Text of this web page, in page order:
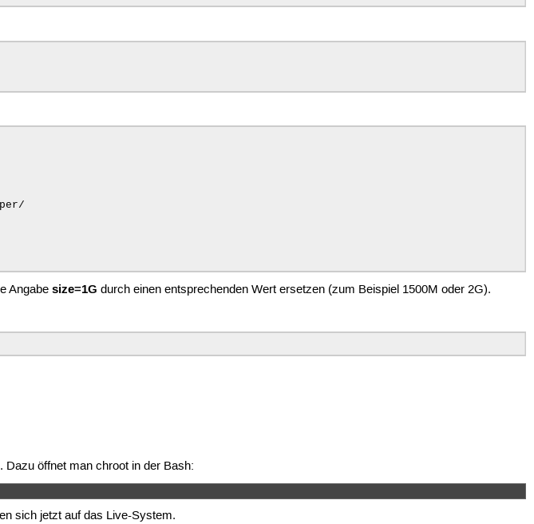
Angabesize=1G durch einen entsprechenden Wert ersetzen (zum Beispiel 1500M oder 2G).
Dazu öffnet man chroot in der Bash:
sich jetzt auf das Live-System.